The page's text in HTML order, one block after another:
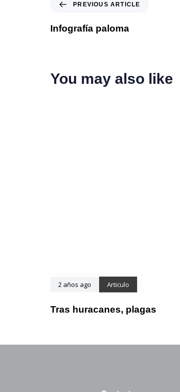
PREVIOUS ARTICLE
Infografía paloma
You may also like
2 años ago Articulo
Tras huracanes, plagas